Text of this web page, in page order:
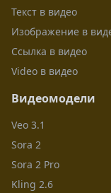
Текст в видео
Изображение в
Ссылка в видео
Video в видео
Видеомодели
Veo 3.1
Sora 2
Sora 2 Pro
Kling 2.6